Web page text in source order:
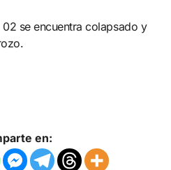
se encuentra colapsado y
en: